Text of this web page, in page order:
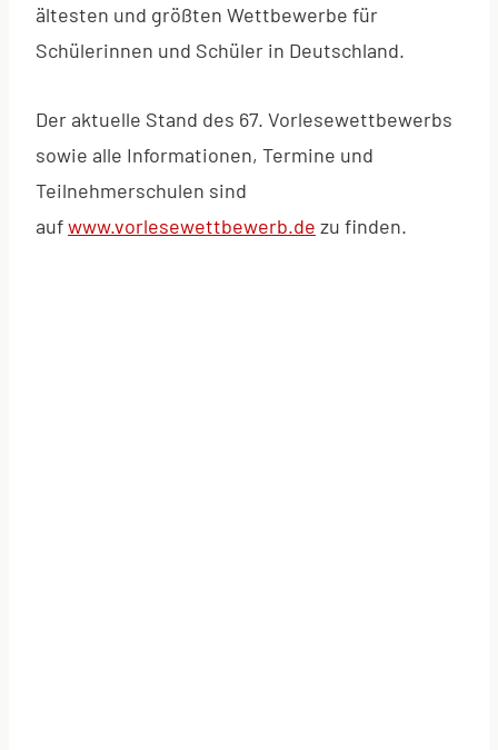
ältesten und größten Wettbewerbe für
Schülerinnen und Schüler in Deutschland.
Der aktuelle Stand des 67. Vorlesewettbewerbs
sowie alle Informationen, Termine und
Teilnehmerschulen sind
aufwww.vorlesewettbewerb.de zu finden.